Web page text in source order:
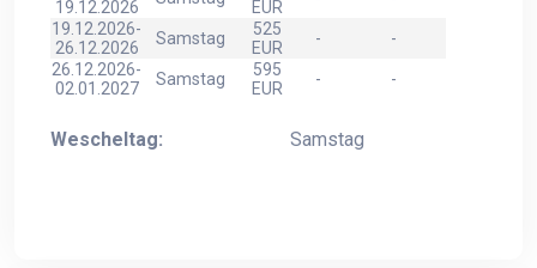
19.12.2026
EUR
19.12.2026-
26.12.2026
Samstag
525
EUR
-
-
26.12.2026-
02.01.2027
Samstag
595
EUR
- -
Wescheltag: Samstag